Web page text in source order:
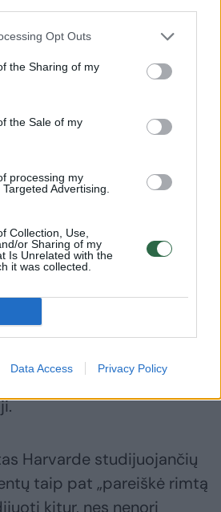
Opt Outs
the Sharing of my
the Sale of my
processing my
Advertising.
Collection, Use,
or Sharing of my
Is Unrelated with the
it was collected.
Data Access Privacy Policy
2024–2025
sudarė daugiau
į Harvardą įstojusių
studentų ir mokslininkų
didelį emocinį nerimą,
psichinė sveikata ir todėl
ir mokytis“, – teismui
nurodė M.
dalyvauti šią savaitę
ceremonijoje arba
baimindamiesi, kad
grįžti į Jungtines
Harvarde studijuojančių
taip pat „pareiškė rimtą
kitur, nes nenori